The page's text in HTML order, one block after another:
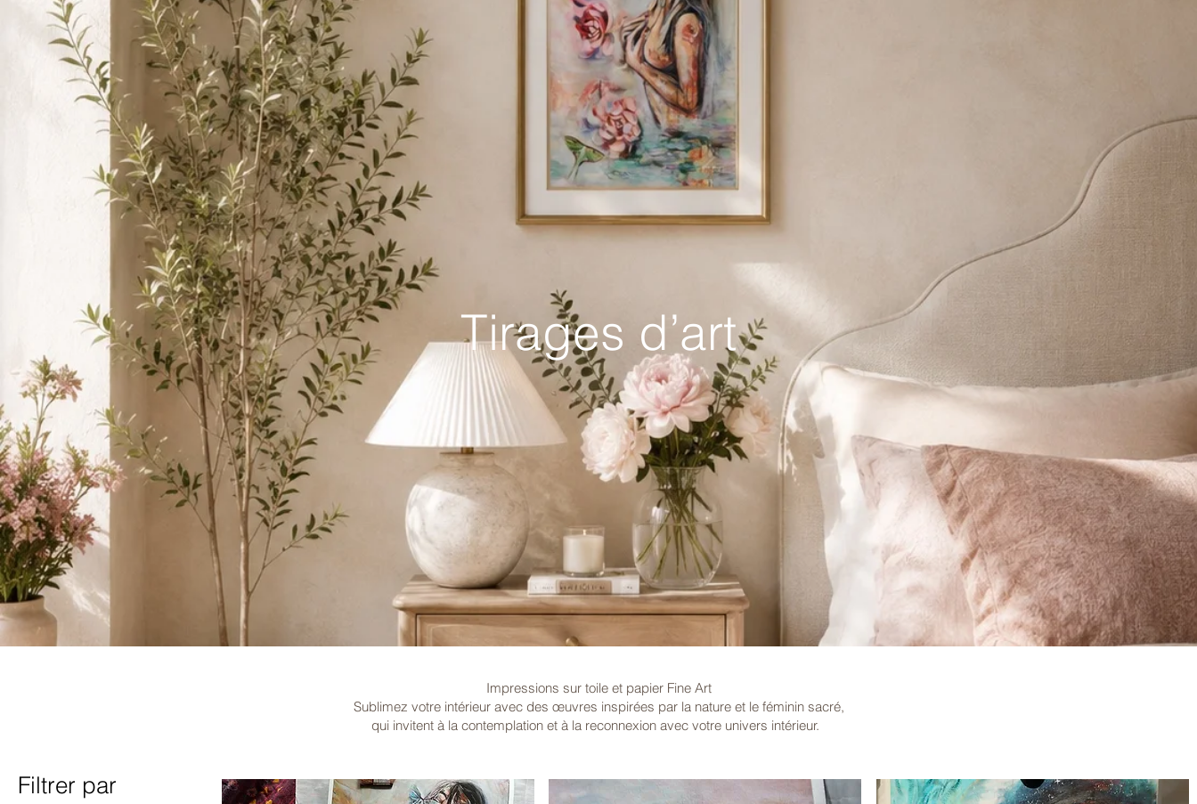
Tirages d’art
Impressions sur toile et papier Fine Art
Sublimez votre intérieur avec des œuvres inspirées par la nature et le féminin sacré,
qui invitent à la contemplation et à la reconnexion avec votre univers intérieur.
Filtrer par